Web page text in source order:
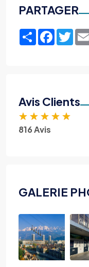
PARTAGER
Share
Avis Clients
★ ★ ★ ★ ★
816 Avis
GALERIE